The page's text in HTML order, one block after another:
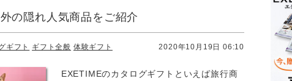
の隠れ人気商品をご紹介
ギフト ギフト全般 体験ギフト 2020年10月19日 06:10
EXETIMEのカタログギフトといえば旅行商